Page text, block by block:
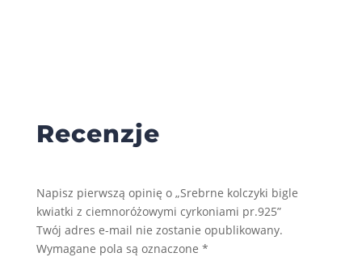
Recenzje
Napisz pierwszą opinię o „Srebrne kolczyki bigle
kwiatki z ciemnoróżowymi cyrkoniami pr.925”
Twój adres e-mail nie zostanie opublikowany.
Wymagane pola są oznaczone *